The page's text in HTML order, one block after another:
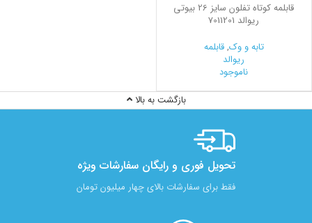
قابلمه کوتاه تفلون سایز 26 بیوتی
ریوالد 7011201
تابه و وک,قابلمه
ریوالد
ناموجود
بازگشت به بالا
تحویل فوری و رایگان سفارشات ویژه
فقط برای سفارشات بالای چهار میلیون تومان